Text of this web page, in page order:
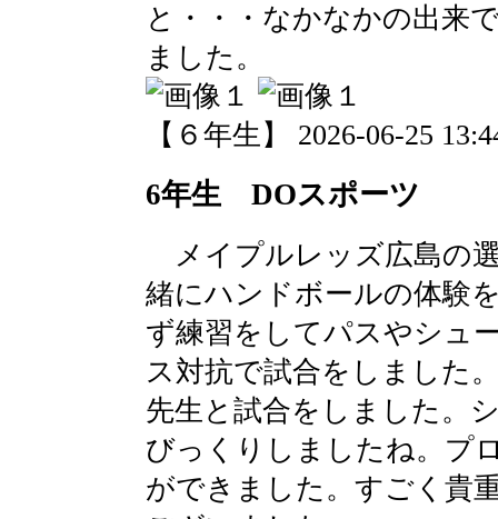
と・・・なかなかの出来
ました。
【６年生】 2026-06-25
6年生 DOスポーツ
メイプルレッズ広島の
緒にハンドボールの体験
ず練習をしてパスやシュ
ス対抗で試合をしました
先生と試合をしました。
びっくりしましたね。プ
ができました。すごく貴